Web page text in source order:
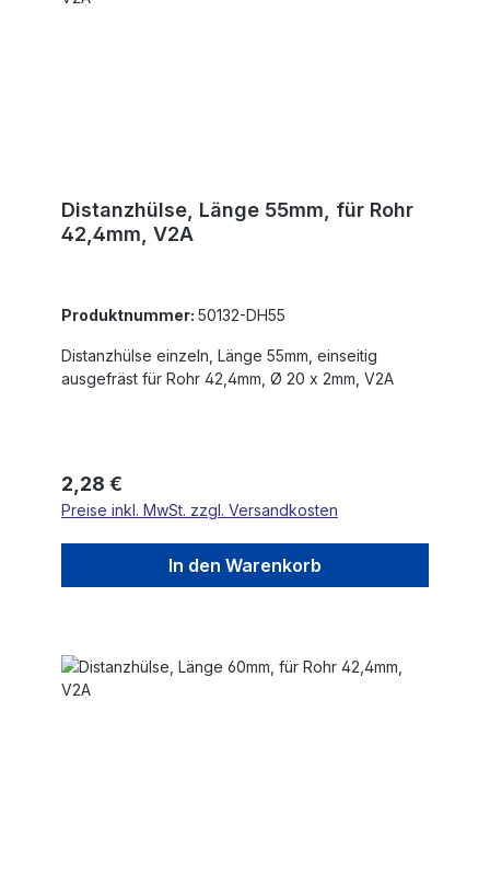
Distanzhülse, Länge 55mm, für Rohr
42,4mm, V2A
Produktnummer: 50132-DH55
Distanzhülse einzeln, Länge 55mm, einseitig
ausgefräst für Rohr 42,4mm, Ø 20 x 2mm, V2A
Regulärer Preis:
2,28 €
Preise inkl. MwSt. zzgl. Versandkosten
In den Warenkorb